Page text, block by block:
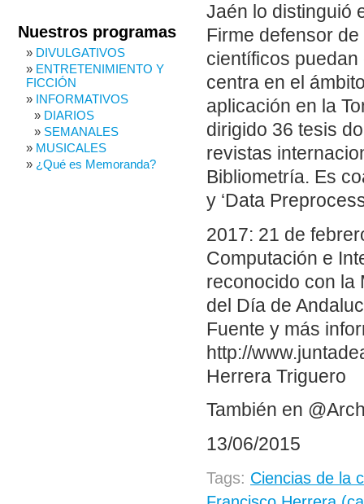
Jaén lo distinguió
Firme defensor
científicos
centra en el
aplicación en la
dirigido 36 tesis
revistas
Bibliometría. Es
y ‘Data
2017: 21 de
Computación e
reconocido con la
del Día de
Fuente y más
http://
Herrera Triguero
También en
13/06/2015
Tags: Ciencias de la
Nuestros programas
DIVULGATIVOS
ENTRETENIMIENTO Y
FICCIÓN
INFORMATIVOS
DIARIOS
SEMANALES
MUSICALES
¿Qué es Memoranda?